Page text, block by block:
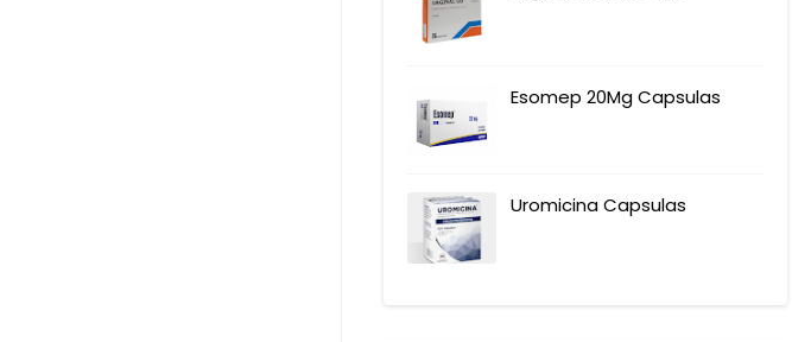
Esomep 20Mg Capsulas
Uromicina Capsulas